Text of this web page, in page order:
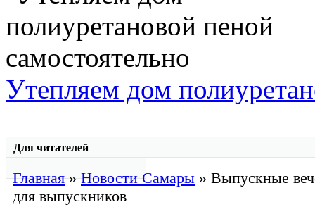
Утепляем дом
Для читателей
Главная»Новости Самары » Выпускные
для выпускников